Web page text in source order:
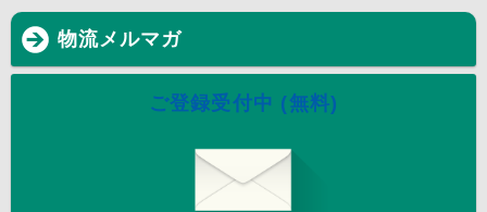
物流メルマガ
ご登録受付中 (無料)